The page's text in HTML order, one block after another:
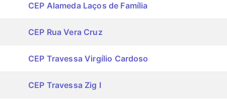
CEP Alameda Laços de Família
CEP Rua Vera Cruz
CEP Travessa Virgílio Cardoso
CEP Travessa Zig I